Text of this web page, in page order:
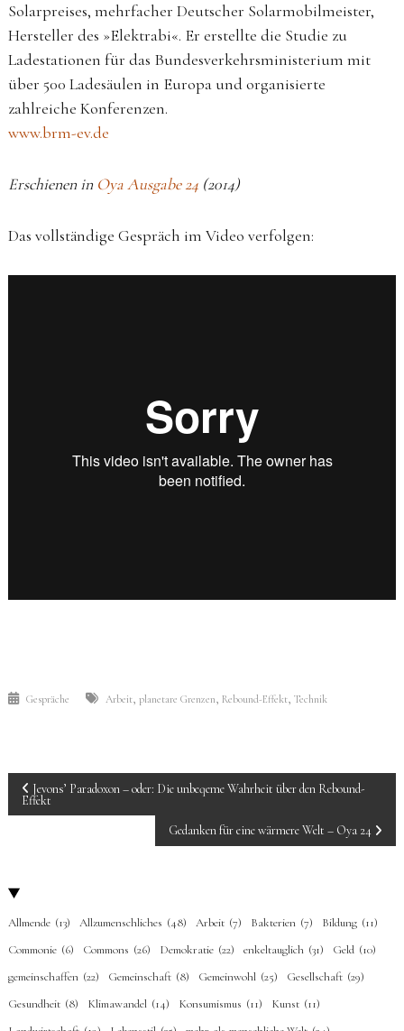
So­larpreises, mehrfacher Deutscher Solarmobilmeister,
Hersteller des »Elektrabi«. Er erstellte die Studie zu
Ladestationen für das Bundesverkehrsministerium mit
über 500 Ladesäulen in Europa und organisierte
zahlreiche Konferenzen.
www.brm-ev.de
Erschienen in Oya Ausgabe 24(2014)
Das vollständige Gespräch im Video verfolgen:
Gespräche Arbeit, planetare Grenzen, Rebound-Effekt, Technik
BEITRAGS-
NAVIGATION
Jevons’ Paradoxon – oder: Die unbeqeme Wahrheit über den Rebound-
Effekt
Gedanken für eine wärmere Welt – Oya 24
Allmende (13) Allzumenschliches (48) Arbeit (7) Bakterien (7) Bildung (11)
Commonie (6) Commons (26) Demokratie (22) enkeltauglich (31) Geld (10)
gemeinschaffen (22) Gemeinschaft (8) Gemeinwohl (25) Gesellschaft (29)
Gesundheit (8) Klimawandel (14) Konsumismus (11) Kunst (11)